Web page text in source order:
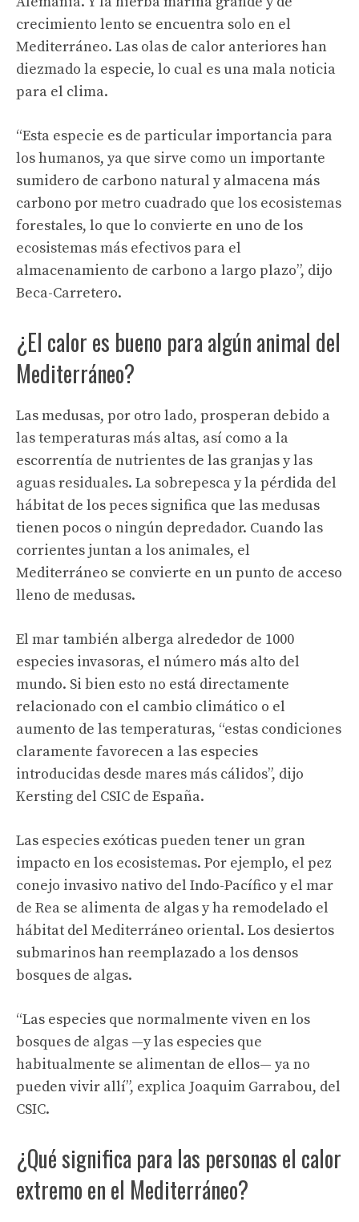
crecimiento lento se encuentra solo en el
Mediterráneo. Las olas de calor anteriores han
diezmado la especie, lo cual es una mala noticia
para el clima.
“Esta especie es de particular importancia para
los humanos, ya que sirve como un importante
sumidero de carbono natural y almacena más
carbono por metro cuadrado que los ecosistemas
forestales, lo que lo convierte en uno de los
ecosistemas más efectivos para el
almacenamiento de carbono a largo plazo”, dijo
Beca-Carretero.
¿El calor es bueno para algún animal del
Mediterráneo?
Las medusas, por otro lado, prosperan debido a
las temperaturas más altas, así como a la
escorrentía de nutrientes de las granjas y las
aguas residuales. La sobrepesca y la pérdida del
hábitat de los peces significa que las medusas
tienen pocos o ningún depredador. Cuando las
corrientes juntan a los animales, el
Mediterráneo se convierte en un punto de acceso
lleno de medusas.
El mar también alberga alrededor de 1000
especies invasoras, el número más alto del
mundo. Si bien esto no está directamente
relacionado con el cambio climático o el
aumento de las temperaturas, “estas condiciones
claramente favorecen a las especies
introducidas desde mares más cálidos”, dijo
Kersting del CSIC de España.
Las especies exóticas pueden tener un gran
impacto en los ecosistemas. Por ejemplo, el pez
conejo invasivo nativo del Indo-Pacífico y el mar
de Rea se alimenta de algas y ha remodelado el
hábitat del Mediterráneo oriental. Los desiertos
submarinos han reemplazado a los densos
bosques de algas.
“Las especies que normalmente viven en los
bosques de algas —y las especies que
habitualmente se alimentan de ellos— ya no
pueden vivir allí”, explica Joaquim Garrabou, del
CSIC.
¿Qué significa para las personas el calor
extremo en el Mediterráneo?